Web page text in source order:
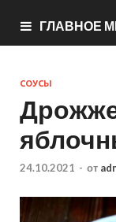
ГЛАВНОЕ
СОУСЫ
24.10.2021 - от